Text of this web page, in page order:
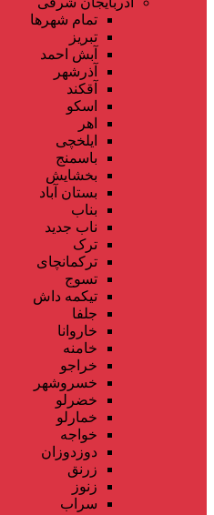
تمام شهر‌ها
تبریز
آبش احمد
آذرشهر
آقکند
اسکو
اهر
ایلخچی
باسمنج
بخشایش
بستان آباد
بناب
ناب جدید
ترک
ترکمانچای
تسوج
تیکمه داش
جلفا
خاروانا
خامنه
خراجو
خسروشهر
خضرلو
خمارلو
خواجه
دوزدوزان
زرنق
زنوز
سراب